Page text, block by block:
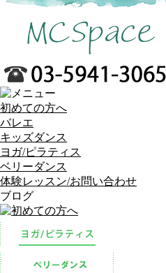
初めての方へ
バレエ
キッズダンス
ヨガ/ピラティス
ベリーダンス
体験レッスン/お問い合わせ
ブログ